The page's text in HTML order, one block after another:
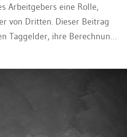
Arbeitgebers eine Rolle,
von Dritten. Dieser Beitrag
Taggelder, ihre Berechnung